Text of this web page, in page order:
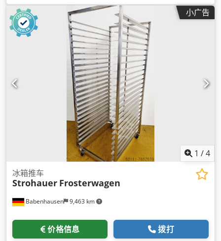
小广告
1 /4
Babenhausen 9,463 km
冰箱推车
Strohauer Frosterwagen
价格信息 拨打